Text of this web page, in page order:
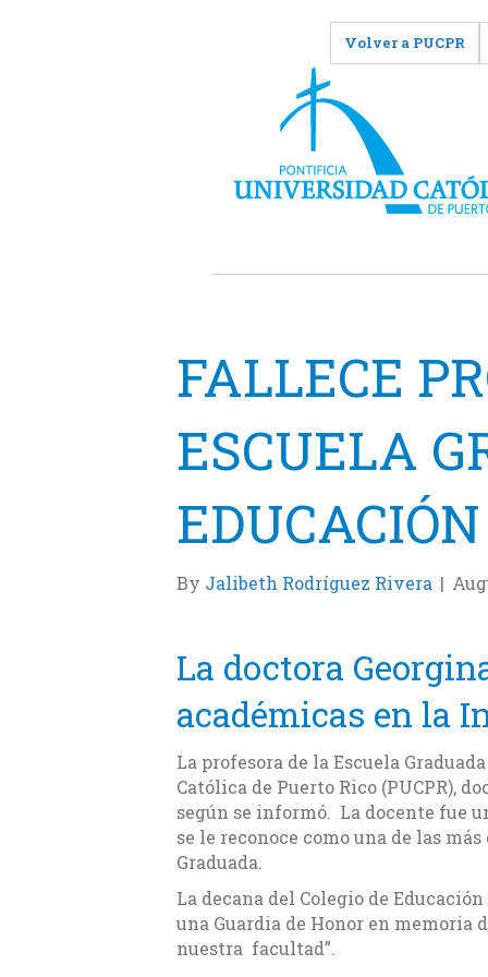
Volver a PUCPR
FALLECE
ESCUELA
EDUCACIÓN
By Jalibeth Rodríguez Rivera |
La doctora
académicas en la
La profesora de la Escuela
Católica de Puerto Rico (PUCPR),
según se informó. La docente fue
se le reconoce como una de las
Graduada.
La decana del Colegio de
una Guardia de Honor en memoria
nuestra facultad”.